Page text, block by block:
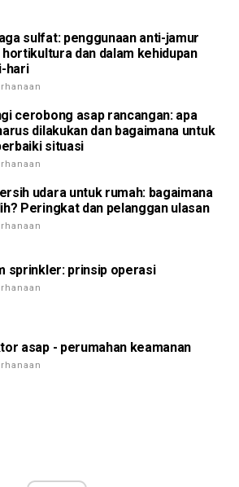
sulfat: penggunaan anti-jamur
hortikultura dan dalam kehidupan
hari
cerobong asap rancangan: apa
dilakukan dan bagaimana untuk
situasi
udara untuk rumah: bagaimana
Peringkat dan pelanggan ulasan
sprinkler: prinsip operasi
asap - perumahan keamanan